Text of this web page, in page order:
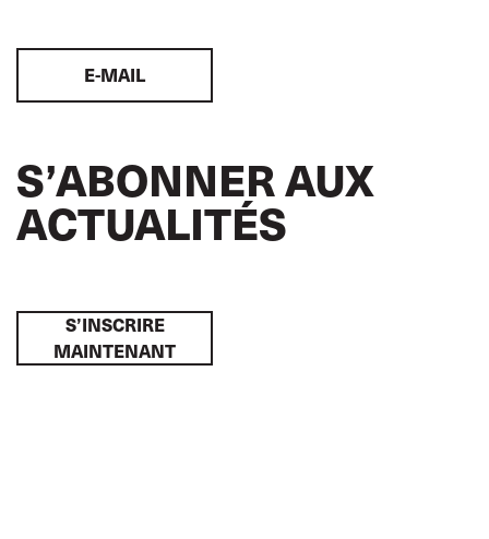
E-MAIL
S’ABONNER AUX
ACTUALITÉS
S’INSCRIRE
MAINTENANT